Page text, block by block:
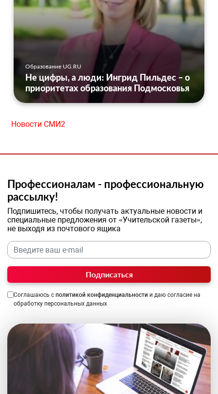
Образование UG.RU
Не цифры, а люди: Ингрид Пильдес – о
приоритетах образования Подмосковья
Новости СМИ2
Профессионалам - профессиональную
рассылку!
Подпишитесь, чтобы получать актуальные новости и
специальные предложения от «Учительской газеты»,
не выходя из почтового ящика
Подписаться
Соглашаюсь с политикой конфиденциальности и даю согласие на
обработку персональных данных